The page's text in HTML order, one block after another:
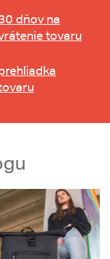
dňov na
tovaru